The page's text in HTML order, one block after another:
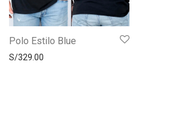
Polo Estilo Blue
S/329.00